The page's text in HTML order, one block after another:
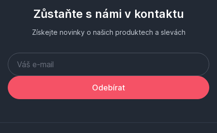
Zůstaňte s námi v kontaktu
Získejte novinky o našich produktech a slevách
Odebírat